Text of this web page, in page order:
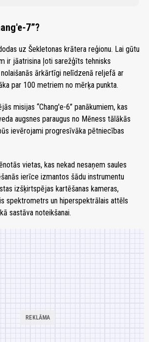
7”?
uz Šekletonas krātera reģionu. Lai gūtu
ir jāatrisina ļoti sarežģīts tehnisks
ārkārtīgi nelīdzenā reljefā ar
par 100 metriem no mērķa punkta.
misijas “Chang'e-6” panākumiem, kas
augsnes paraugus no Mēness tālākās
ievērojami progresīvāka pētniecības
vietas, kas nekad nesaņem saules
ierīce izmantos šādu instrumentu
izšķirtspējas kartēšanas kameras,
spektrometrs un hiperspektrālais attēls
sastāva noteikšanai.